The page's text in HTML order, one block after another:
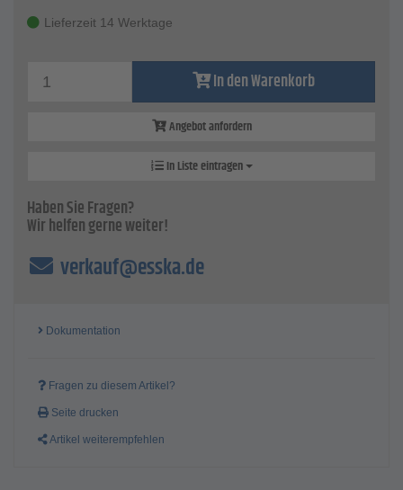
Technische Daten
Luftbedarf: 0,6 l/Hub
Anschlußschlauch: 200 mm
Lieferzeit 14 Werktage
In den Warenkorb
Angebot anfordern
In Liste eintragen
Haben Sie Fragen?
Wir helfen gerne weiter!
verkauf@esska.de
Dokumentation
Fragen zu diesem Artikel?
Seite drucken
Artikel weiterempfehlen